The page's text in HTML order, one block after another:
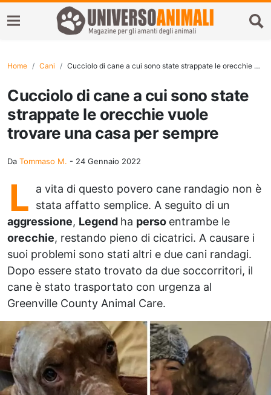
Home Cani Cucciolo di cane a cui sono state strappate le orecchie vuole trovare una casa per sempre
Cucciolo di cane a cui sono state
strappate le orecchie vuole
trovare una casa per sempre
Da Tommaso M. - 24 Gennaio 2022
L
a vita di questo povero cane randagio non è
stata affatto semplice. A seguito di un
aggressione, Legend ha perso entrambe le
orecchie, restando pieno di cicatrici. A causare i
suoi problemi sono stati altri e due cani randagi.
Dopo essere stato trovato da due soccorritori, il
cane è stato trasportato con urgenza al
Greenville County Animal Care.